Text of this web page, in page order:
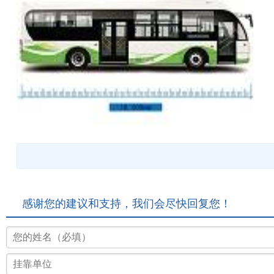
感谢您的建议和支持，我们会尽快回复您！